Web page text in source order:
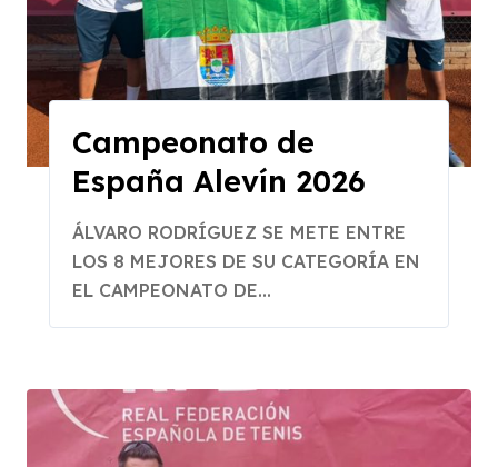
Campeonato de
España Alevín 2026
ÁLVARO RODRÍGUEZ SE METE ENTRE
LOS 8 MEJORES DE SU CATEGORÍA EN
EL CAMPEONATO DE...